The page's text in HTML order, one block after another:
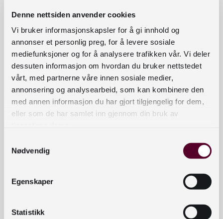
Denne nettsiden anvender cookies
Vi bruker informasjonskapsler for å gi innhold og
annonser et personlig preg, for å levere sosiale
mediefunksjoner og for å analysere trafikken vår. Vi deler
dessuten informasjon om hvordan du bruker nettstedet
vårt, med partnerne våre innen sosiale medier,
annonsering og analysearbeid, som kan kombinere den
med annen informasjon du har gjort tilgjengelig for dem,
eller som de har samlet inn gjennom din bruk av
Nødvendig
Egenskaper
Statistikk
forslag til revidert skjema, som så vart sendt på
ein innspelsrunde til institusjonar i sektoren. Etter
å ha gått gjennom innspela som kom inn,
ferdigstilte dei forslaget til nytt skjema og sendte
det over til Nasjonalbiblioteket.
Det reviderte skjemaet er godkjent av
Nasjonalbiblioteket, og vil bli nytta ved
innsamlinga av bibliotekstatistikk frå fag- og
Det vil bli lagt ut meir informasjon om innhaldet i
overgangen november/desember 2023.
Arbeidsgruppa